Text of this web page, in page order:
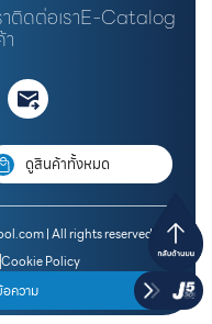
ความ
ติดต่อเราE-Catalog
ดูสินค้าทั้งหมด
| All rights reserved.
Cookie Policy